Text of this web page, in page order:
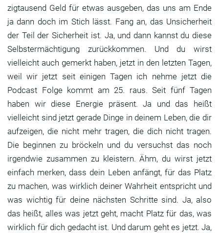
zigtausend Geld für etwas ausgeben, das uns am Ende
ja dann doch im Stich lässt. Fang an, das Unsicherheit
der Teil der Sicherheit ist. Ja, und dann kannst du diese
Selbstermächtigung zurückkommen.
Und du wirst
vielleicht auch gemerkt haben, jetzt in den letzten Tagen,
weil wir jetzt seit einigen Tagen ich nehme jetzt die
Podcast Folge kommt am 25. raus. Seit fünf Tagen
haben wir diese Energie
präsent. Ja und das heißt
vielleicht sind jetzt gerade Dinge in deinem Leben, die dir
aufzeigen, die nicht mehr tragen, die dich nicht tragen.
Die beginnen zu bröckeln und du versuchst das noch
irgendwie zusammen zu kleistern. Ähm, du wirst jetzt
einfach merken, dass dein Leben anfängt, für das Platz
zu machen, was wirklich deiner Wahrheit entspricht und
was wichtig für deine nächsten Schritte sind. Ja, also
das heißt, alles was jetzt geht, macht Platz für das, was
wirklich für dich gedacht ist. Und darum geht es jetzt. Ja,